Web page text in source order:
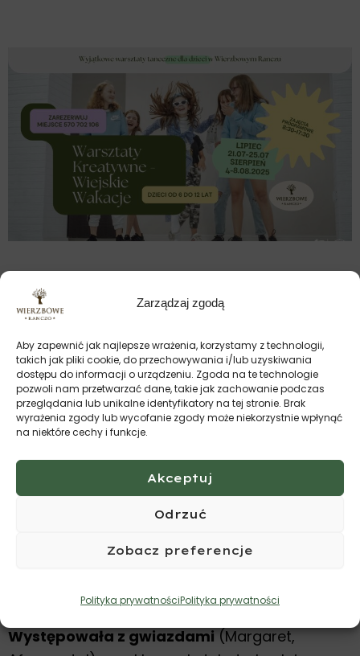
Zarządzaj zgodą
Aby zapewnić jak najlepsze wrażenia, korzystamy z technologii,
takich jak pliki cookie, do przechowywania i/lub uzyskiwania
dostępu do informacji o urządzeniu. Zgoda na te technologie
pozwoli nam przetwarzać dane, takie jak zachowanie podczas
przeglądania lub unikalne identyfikatory na tej stronie. Brak
wyrażenia zgody lub wycofanie zgody może niekorzystnie wpłynąć
na niektóre cechy i funkcje.
Akceptuj
Odrzuć
Zobacz preferencje
Polityka prywatnościPolityka prywatności
🌞Dlaczego warto
wybrać nasze
warsztaty ?
Warsztaty poprowadzą dwieświetne tancerki
Marta Jakubowska
Tancerka, choreografka i wokalistka.
Łączy różnorodne style taneczne, takie jak hip
hop, house, afro czy contemporary. Szkoliła się
Występowała z gwiazdami (Margaret,